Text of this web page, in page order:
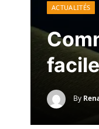
ACTUALITÉS
By